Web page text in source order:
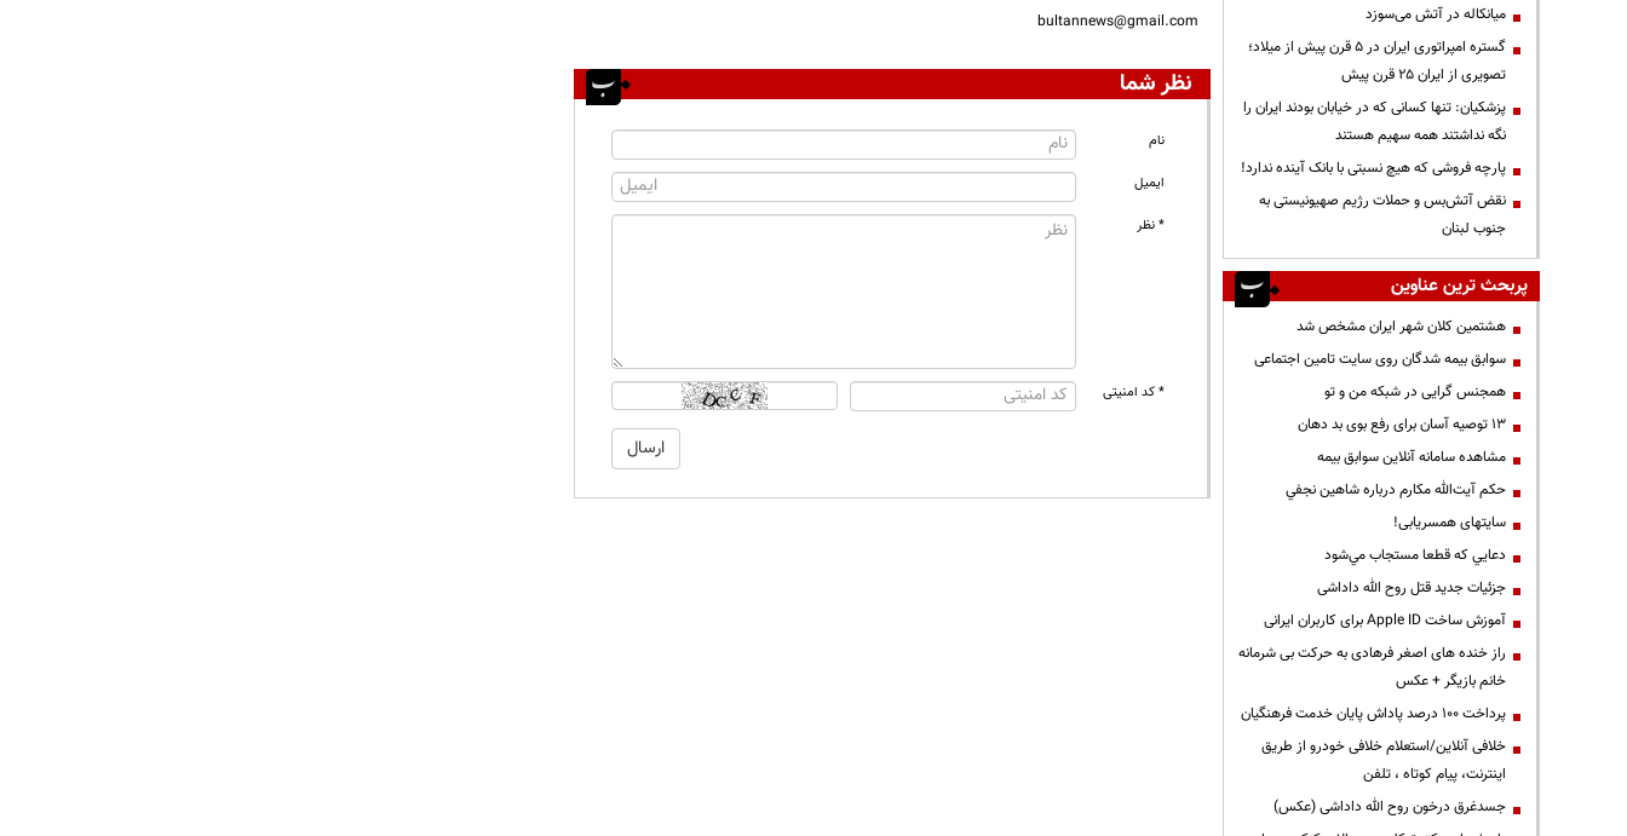
bultannews@gmail.com
نظر شما
نام
ایمیل
* نظر
* کد امنیتی
میانکاله در آتش می‌سوزد
گستره امپراتوری ایران در ۵ قرن پیش از میلاد؛
تصویری از ایران ۲۵ قرن پیش
پزشکیان: تنها کسانی که در خیابان بودند ایران را
نگه نداشتند همه سهیم هستند
پارچه فروشی که هیچ نسبتی با بانک آینده ندارد!
نقض آتش‌بس و حملات رژیم صهیونیستی به
جنوب لبنان
پربحث ترین عناوین
هشتمین کلان شهر ایران مشخص شد
سوابق بیمه شدگان روی سایت تامین اجتماعی
همجنس گرایی در شبکه من و تو
13 توصیه آسان برای رفع بوی بد دهان
مشاهده سامانه آنلاين سوابق بیمه
حكم آيت‌الله مكارم درباره شاهين نجفي
سایتهای همسریابی!
دعايي كه قطعا مستجاب مي‌شود
جزئیات جدید قتل روح الله داداشی
آموزش ساخت Apple ID برای کاربران ایرانی
راز خنده های اصغر فرهادی به حرکت بی شرمانه
خانم بازیگر + عکس
پرداخت ۱۰۰ درصد پاداش پایان خدمت فرهنگیان
خلافی آنلاین/استعلام خلافی خودرو از طریق
اینترنت، پیام کوتاه ، تلفن
جسدغرق درخون روح الله داداشی (عکس)